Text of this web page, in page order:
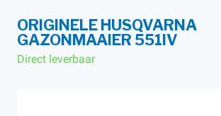
ORIGINELE HUSQVARNA
GAZONMAAIER 551IV
Direct leverbaar